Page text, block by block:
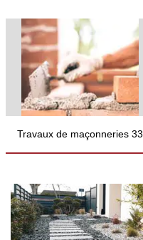
Travaux de maçonneries 33